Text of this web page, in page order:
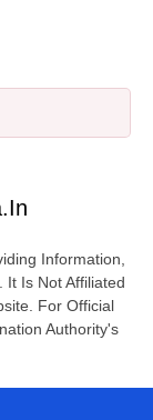
Information,
It Is Not Affiliated
For Official
Authority's